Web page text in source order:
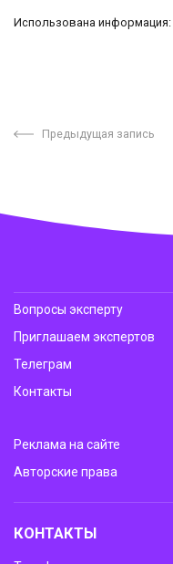
Использована информация:
Предыдущая запись
Вопросы эксперту
Приглашаем экспертов
Телеграм
Контакты
Реклама на сайте
Авторские права
КОНТАКТЫ